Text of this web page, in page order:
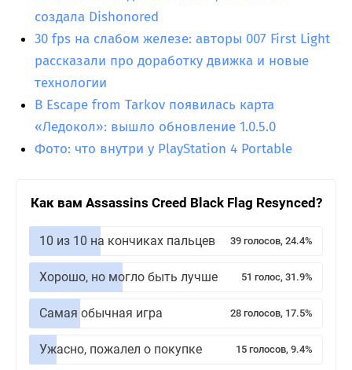
создала Dishonored
30 fps на слабом железе: авторы 007 First Light
рассказали про доработку движка и новые
технологии
В Escape from Tarkov появилась карта
«Ледокол»: вышло обновление 1.0.5.0
Фото: что внутри у PlayStation 4 Portable
Как вам Assassins Creed Black Flag Resynced?
10 из 10 на кончиках пальцев 39 голосов, 24.4%
Хорошо, но могло быть лучше 51 голос, 31.9%
Самая обычная игра 28 голосов, 17.5%
Ужасно, пожалел о покупке 15 голосов, 9.4%